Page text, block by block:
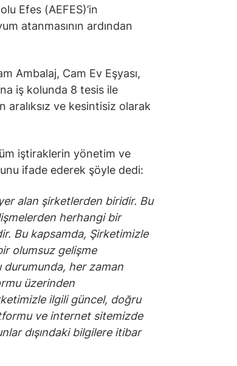
Efes (AEFES)’in
atanmasının ardından
Ambalaj, Cam Ev Eşyası,
iş kolunda 8 tesis ile
aralıksız ve kesintisiz olarak
iştiraklerin yönetim ve
ifade ederek şöyle dedi:
yer alan şirketlerden biridir. Bu
herhangi bir
Bu kapsamda, Şirketimizle
olumsuz gelişme
durumunda, her zaman
üzerinden
ilgili güncel, doğru
ve internet sitemizde
dışındaki bilgilere itibar